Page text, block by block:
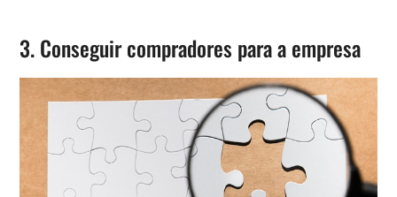
3. Conseguir compradores para a empresa